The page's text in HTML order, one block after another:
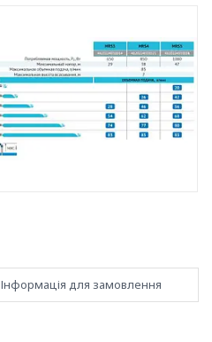
Інформація для замовлення